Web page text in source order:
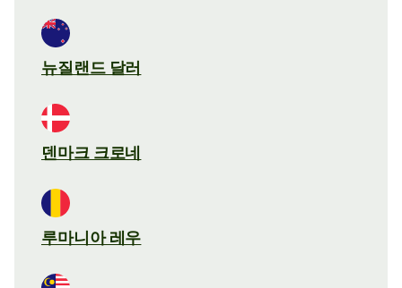
뉴질랜드 달러
덴마크 크로네
루마니아 레우